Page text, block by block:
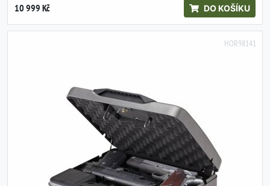
10 999 Kč DO KOŠÍKU
HOR98141